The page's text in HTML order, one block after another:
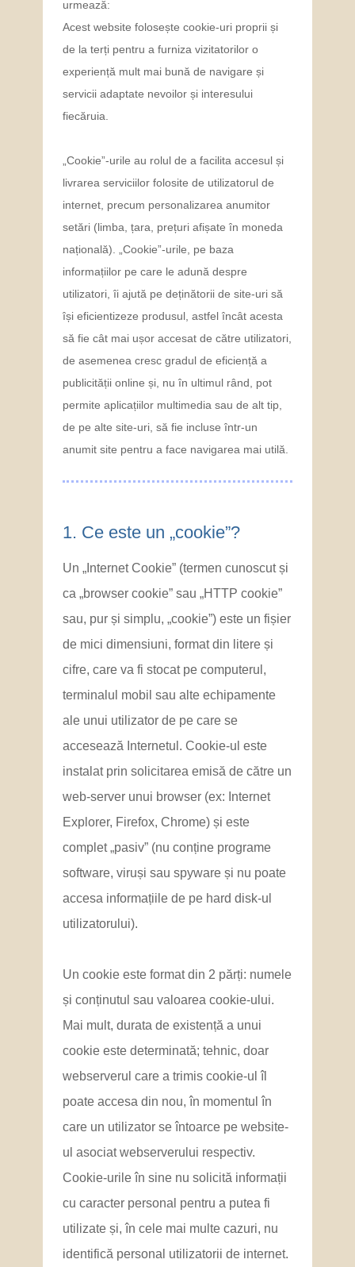
urmează:
Acest website folosește cookie-uri proprii și
de la terți pentru a furniza vizitatorilor o
experiență mult mai bună de navigare și
servicii adaptate nevoilor și interesului
fiecăruia.
„Cookie”-urile au rolul de a facilita accesul și
livrarea serviciilor folosite de utilizatorul de
internet, precum personalizarea anumitor
setări (limba, țara, prețuri afișate în moneda
națională). „Cookie”-urile, pe baza
informațiilor pe care le adună despre
utilizatori, îi ajută pe deținătorii de site-uri să
își eficientizeze produsul, astfel încât acesta
să fie cât mai ușor accesat de către utilizatori,
de asemenea cresc gradul de eficiență a
publicității online și, nu în ultimul rând, pot
permite aplicațiilor multimedia sau de alt tip,
de pe alte site-uri, să fie incluse într-un
anumit site pentru a face navigarea mai utilă.
1. ​Ce este un „cookie”?
Un „Internet Cookie” (termen cunoscut și
ca „browser cookie” sau „HTTP cookie”
sau, pur și simplu, „cookie”) este un fișier
de mici dimensiuni, format din litere și
cifre, care va fi stocat pe computerul,
terminalul mobil sau alte echipamente
ale unui utilizator de pe care se
accesează Internetul. Cookie-ul este
instalat prin solicitarea emisă de către un
web-server unui browser (ex: Internet
Explorer, Firefox, Chrome) și este
complet „pasiv” (nu conține programe
software, viruși sau spyware și nu poate
accesa informațiile de pe hard disk-ul
utilizatorului).
Un cookie este format din 2 părți: numele
și conținutul sau valoarea cookie-ului.
Mai mult, durata de existență a unui
cookie este determinată; tehnic, doar
webserverul care a trimis cookie-ul îl
poate accesa din nou, în momentul în
care un utilizator se întoarce pe website-
ul asociat webserverului respectiv.
Cookie-urile în sine nu solicită informații
cu caracter personal pentru a putea fi
utilizate și, în cele mai multe cazuri, nu
identifică personal utilizatorii de internet.